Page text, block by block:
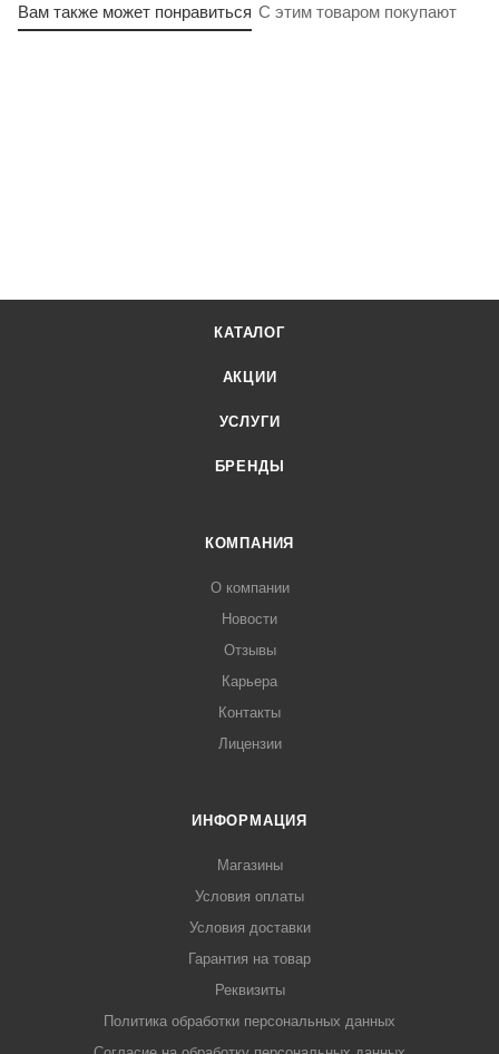
Вам также может понравиться С этим товаром покупают
КАТАЛОГ
АКЦИИ
УСЛУГИ
БРЕНДЫ
КОМПАНИЯ
О компании
Новости
Отзывы
Карьера
Контакты
Лицензии
ИНФОРМАЦИЯ
Магазины
Условия оплаты
Условия доставки
Гарантия на товар
Реквизиты
Политика обработки персональных данных